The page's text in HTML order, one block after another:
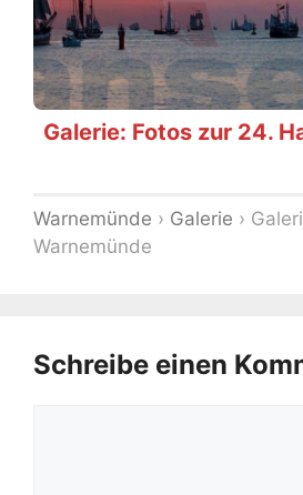
Galerie: Fotos zur 24.
Warnemünde › Galerie ›
Warnemünde
Schreibe einen